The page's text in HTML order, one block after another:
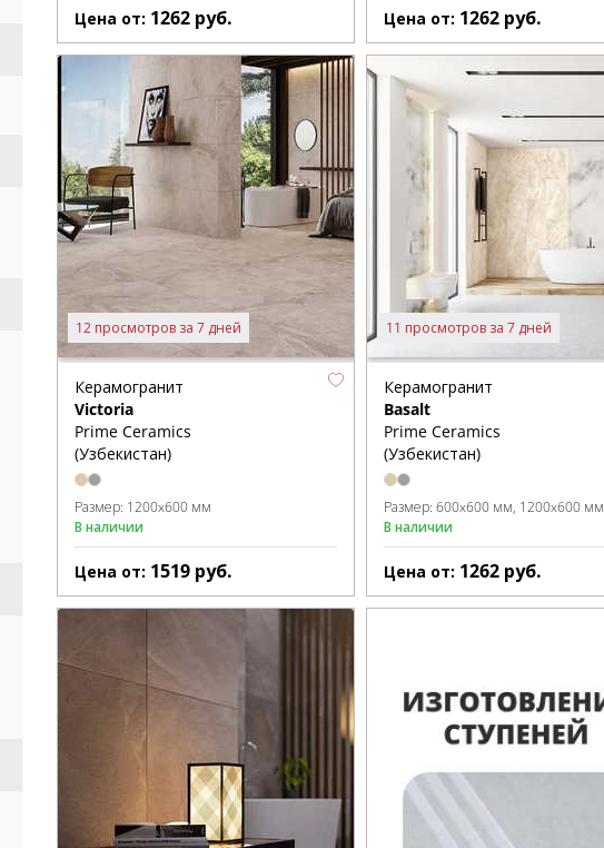
Цена от: 1262 руб. Цена от: 1262 руб.
12 просмотров за 7 дней
Керамогранит
Victoria
Prime Ceramics
(Узбекистан)
Размер: 1200x600 мм
В наличии
Цена от: 1519 руб.
11 просмотров за 7 дней
Керамогранит
Basalt
Prime Ceramics
(Узбекистан)
Размер:600x600 мм 1200x600 мм
В наличии
Цена от: 1262 руб.